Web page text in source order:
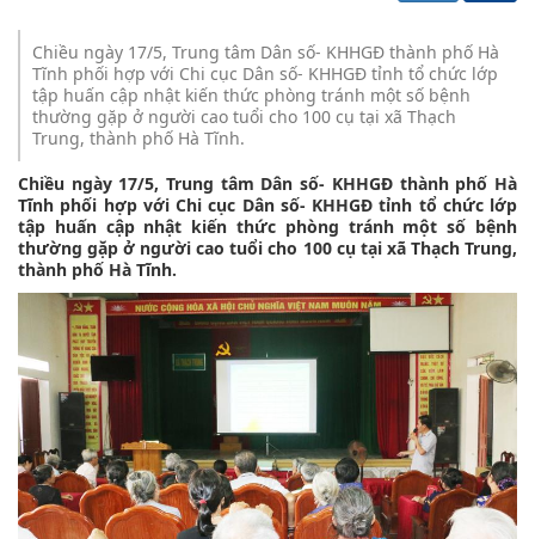
Chiều ngày 17/5, Trung tâm Dân số- KHHGĐ thành phố Hà
Tĩnh phối hợp với Chi cục Dân số- KHHGĐ tỉnh tổ chức lớp
tập huấn cập nhật kiến thức phòng tránh một số bệnh
thường gặp ở người cao tuổi cho 100 cụ tại xã Thạch
Trung, thành phố Hà Tĩnh.
Chiều ngày 17/5, Trung tâm Dân số- KHHGĐ thành phố Hà
Tĩnh phối hợp với Chi cục Dân số- KHHGĐ tỉnh tổ chức lớp
tập huấn cập nhật kiến thức phòng tránh một số bệnh
thường gặp ở người cao tuổi cho 100 cụ tại xã Thạch Trung,
thành phố Hà Tĩnh.